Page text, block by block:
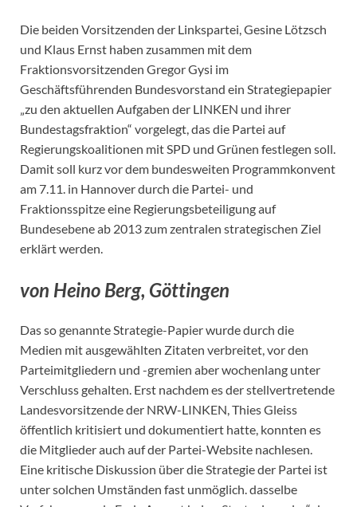
Die beiden Vorsitzenden der Linkspartei, Gesine Lötzsch
und Klaus Ernst haben zusammen mit dem
Fraktionsvorsitzenden Gregor Gysi im
Geschäftsführenden Bundesvorstand ein Strategiepapier
„zu den aktuellen Aufgaben der LINKEN und ihrer
Bundestagsfraktion“ vorgelegt, das die Partei auf
Regierungskoalitionen mit SPD und Grünen festlegen soll.
Damit soll kurz vor dem bundesweiten Programmkonvent
am 7.11. in Hannover durch die Partei- und
Fraktionsspitze eine Regierungsbeteiligung auf
Bundesebene ab 2013 zum zentralen strategischen Ziel
erklärt werden.
von Heino Berg, Göttingen
Das so genannte Strategie-Papier wurde durch die
Medien mit ausgewählten Zitaten verbreitet, vor den
Parteimitgliedern und -gremien aber wochenlang unter
Verschluss gehalten. Erst nachdem es der stellvertretende
Landesvorsitzende der NRW-LINKEN, Thies Gleiss
öffentlich kritisiert und dokumentiert hatte, konnten es
die Mitglieder auch auf der Partei-Website nachlesen.
Eine kritische Diskussion über die Strategie der Partei ist
unter solchen Umständen fast unmöglich. dasselbe